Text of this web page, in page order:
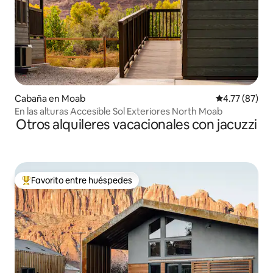
Cabaña en Moab Calificación
4.77 (87)
En las alturas Accesible Sol Exteriores North Moab
Otros alquileres vacacionales con jacuzzi
Favorito entre huéspedes preferido
Favorito entre huéspedes